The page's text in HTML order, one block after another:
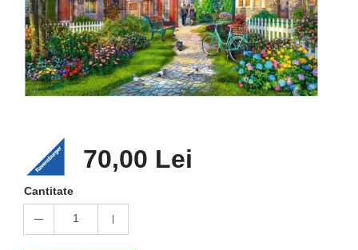
70,00 Lei
Cantitate
1